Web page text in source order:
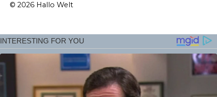
© 2026 Hallo Welt